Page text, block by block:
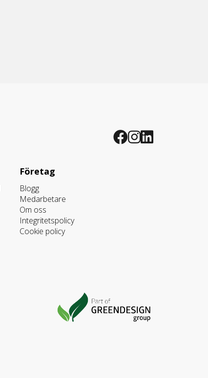
Företag
Blogg
Medarbetare
Om oss
Integritetspolicy
Cookie policy